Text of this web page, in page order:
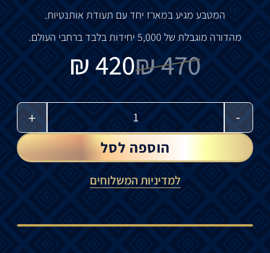
המטבע מגיע במארז יחד עם תעודת אותנטיות.
מהדורה מוגבלת של 5,000 יחידות בלבד ברחבי העולם.
470
₪
420
₪
-
+
הוספה לסל
למדיניות המשלוחים